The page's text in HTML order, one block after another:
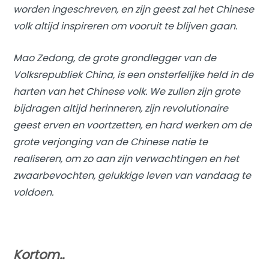
worden ingeschreven, en zijn geest zal het Chinese
volk altijd inspireren om vooruit te blijven gaan.
Mao Zedong, de grote grondlegger van de
Volksrepubliek China, is een onsterfelijke held in de
harten van het Chinese volk. We zullen zijn grote
bijdragen altijd herinneren, zijn revolutionaire
geest erven en voortzetten, en hard werken om de
grote verjonging van de Chinese natie te
realiseren, om zo aan zijn verwachtingen en het
zwaarbevochten, gelukkige leven van vandaag te
voldoen.
Kortom..